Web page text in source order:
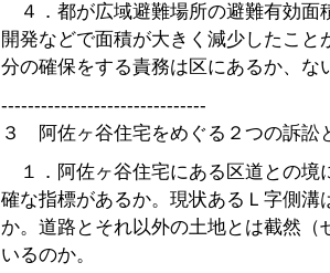
４．都が広域避難場所の避難有効面
開発などで面積が大きく減少したこと
分の確保をする責務は区にあるか、な
-------------------------------
３ 阿佐ヶ谷住宅をめぐる２つの訴訟
１．阿佐ヶ谷住宅にある区道との境
確な指標があるか。現状あるＬ字側溝
か。道路とそれ以外の土地とは截然（
いるのか。